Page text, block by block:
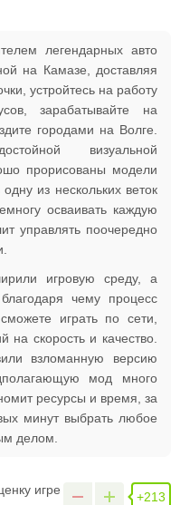
легендарных авто
на Камазе, доставляя
устройтесь на работу
зарабатывайте на
городами на Волге.
визуальной
прорисованы модели
из нескольких веток
осваивать каждую
управлять поочередно
игровую среду, а
чему процесс
играть по сети,
на скорость и качество.
взломанную версию
мод много
ресурсы и время, за
минут выбрать любое
делом.
игре +213